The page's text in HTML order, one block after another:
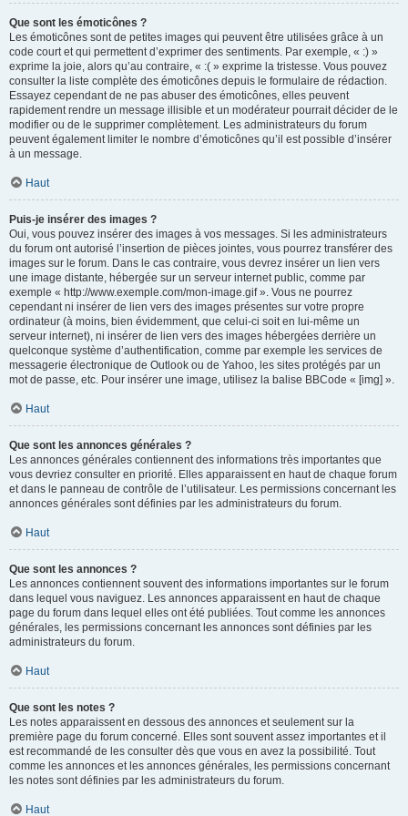
Que sont les émoticônes ?
Les émoticônes sont de petites images qui peuvent être utilisées grâce à un
code court et qui permettent d’exprimer des sentiments. Par exemple, « :) »
exprime la joie, alors qu’au contraire, « :( » exprime la tristesse. Vous pouvez
consulter la liste complète des émoticônes depuis le formulaire de rédaction.
Essayez cependant de ne pas abuser des émoticônes, elles peuvent
rapidement rendre un message illisible et un modérateur pourrait décider de le
modifier ou de le supprimer complètement. Les administrateurs du forum
peuvent également limiter le nombre d’émoticônes qu’il est possible d’insérer
à un message.
Haut
Puis-je insérer des images ?
Oui, vous pouvez insérer des images à vos messages. Si les administrateurs
du forum ont autorisé l’insertion de pièces jointes, vous pourrez transférer des
images sur le forum. Dans le cas contraire, vous devrez insérer un lien vers
une image distante, hébergée sur un serveur internet public, comme par
exemple « http://www.exemple.com/mon-image.gif ». Vous ne pourrez
cependant ni insérer de lien vers des images présentes sur votre propre
ordinateur (à moins, bien évidemment, que celui-ci soit en lui-même un
serveur internet), ni insérer de lien vers des images hébergées derrière un
quelconque système d’authentification, comme par exemple les services de
messagerie électronique de Outlook ou de Yahoo, les sites protégés par un
mot de passe, etc. Pour insérer une image, utilisez la balise BBCode « [img] ».
Haut
Que sont les annonces générales ?
Les annonces générales contiennent des informations très importantes que
vous devriez consulter en priorité. Elles apparaissent en haut de chaque forum
et dans le panneau de contrôle de l’utilisateur. Les permissions concernant les
annonces générales sont définies par les administrateurs du forum.
Haut
Que sont les annonces ?
Les annonces contiennent souvent des informations importantes sur le forum
dans lequel vous naviguez. Les annonces apparaissent en haut de chaque
page du forum dans lequel elles ont été publiées. Tout comme les annonces
générales, les permissions concernant les annonces sont définies par les
administrateurs du forum.
Haut
Que sont les notes ?
Les notes apparaissent en dessous des annonces et seulement sur la
première page du forum concerné. Elles sont souvent assez importantes et il
est recommandé de les consulter dès que vous en avez la possibilité. Tout
comme les annonces et les annonces générales, les permissions concernant
les notes sont définies par les administrateurs du forum.
Haut